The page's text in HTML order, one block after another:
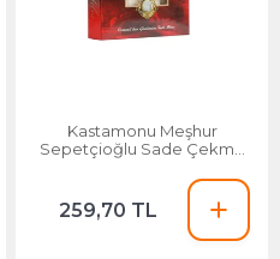
Kastamonu Meşhur
Sepetçioğlu Sade Çekme
259,70 TL